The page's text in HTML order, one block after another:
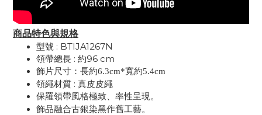
商品特色與規格
型號 : BTIJA1267N
領帶總長 : 約96 cm
飾片尺寸： 長約6.3cm*寬約5.4cm
領繩材質 : 真皮皮繩
保羅領帶風格極致、率性呈現。
飾品融合古銀染黑作舊工藝。